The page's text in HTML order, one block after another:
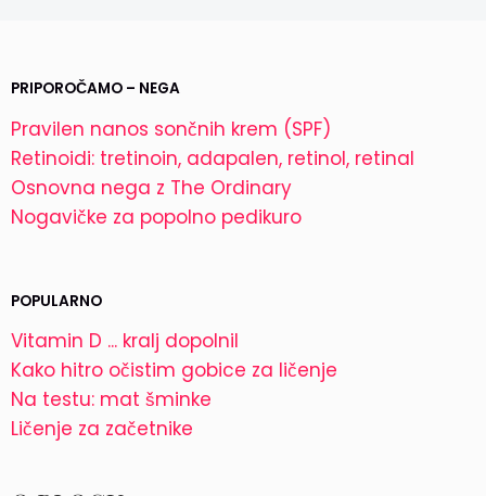
PRIPOROČAMO – NEGA
Pravilen nanos sončnih krem (SPF)
Retinoidi: tretinoin, adapalen, retinol, retinal
Osnovna nega z The Ordinary
Nogavičke za popolno pedikuro
POPULARNO
Vitamin D ... kralj dopolnil
Kako hitro očistim gobice za ličenje
Na testu: mat šminke
Ličenje za začetnike